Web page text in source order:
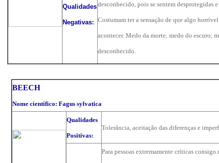
Qualidades
Negativas:
desconhecido, pois se sentem desprotegidas
Costumam ter a sensação de que algo
acontecer. Medo da morte; medo do escuro;
desconhecido.
BEECH
Nome científico: Fagus sylvatica
Qualidades
Positivas:
Tolerância, aceitação das diferenças e
Para pessoas extremamente críticas consigo